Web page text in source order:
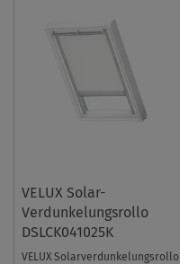
VELUX Solar-
Verdunkelungsrollo
DSLCK041025K
VELUX Solarverdunkelungsrollo